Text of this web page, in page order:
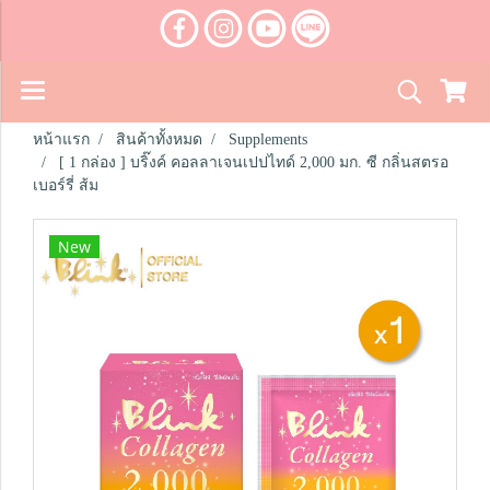
หน้าแรก สินค้าทั้งหมด
Supplements
[ 1 กล่อง ] บริ๊งค์ คอลลาเจนเปปไทด์ 2,000 มก. ซี กลิ่นสตรอ
เบอร์รี่ ส้ม
New